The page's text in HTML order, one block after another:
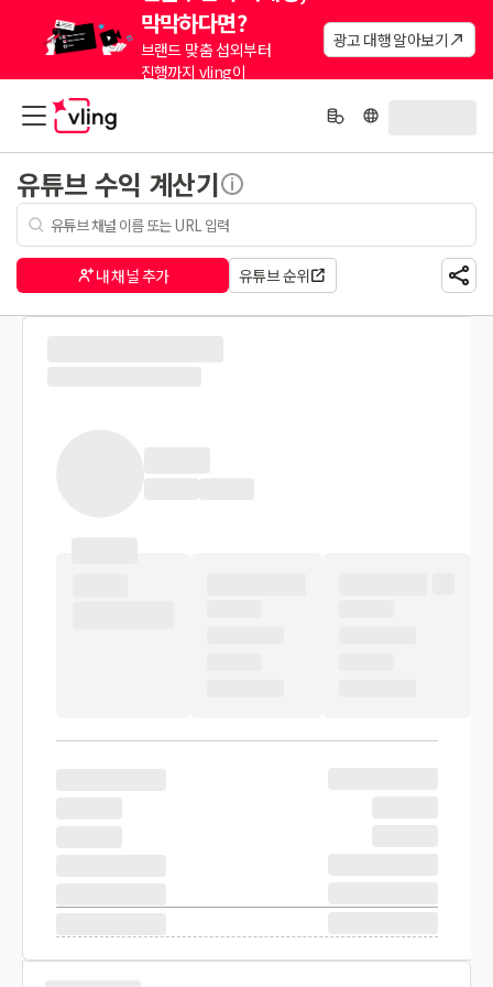
막막하다면?
브랜드 맞춤 섭외부터
진행까지 vling이
광고 대행 알아보기
유튜브 수익 계산기
내 채널 추가 유튜브 순위